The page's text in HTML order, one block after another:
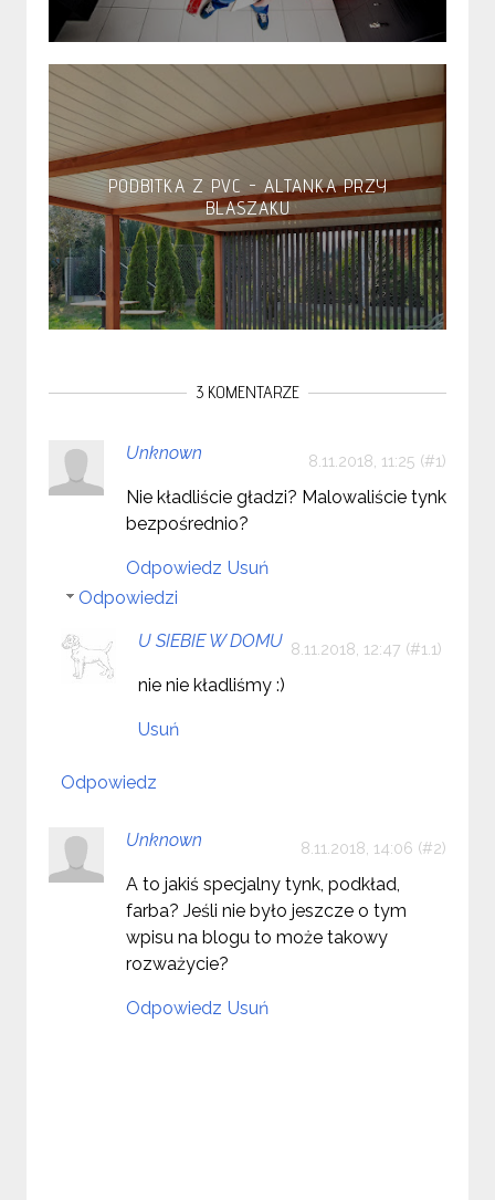
PODBITKA Z PVC - ALTANKA PRZY
BLASZAKU
3 KOMENTARZE
Unknown 8.11.2018, 11:25
Nie kładliście gładzi? Malowaliście tynk
bezpośrednio?
Odpowiedz Usuń
Odpowiedzi
U SIEBIE W DOMU 8.11.2018, 12:47
nie nie kładliśmy :)
Usuń
Odpowiedz
Unknown 8.11.2018, 14:06
A to jakiś specjalny tynk, podkład,
farba? Jeśli nie było jeszcze o tym
wpisu na blogu to może takowy
rozważycie?
Odpowiedz Usuń